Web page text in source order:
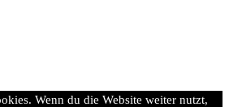
Wenn du die Website weiter nutzt,